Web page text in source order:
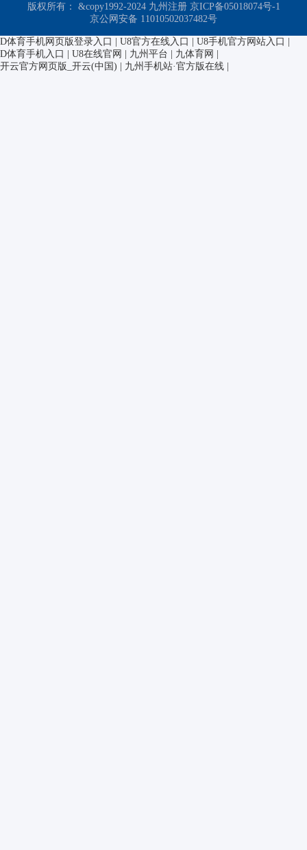
版权所有： &copy1992-2024 九州注册 京ICP备05018074号-1
京公网安备 11010502037482号
D体育手机网页版登录入口 | U8官方在线入口 | U8手机官方网站入口 |
D体育手机入口 | U8在线官网 | 九州平台 | 九体育网 |
开云官方网页版_开云(中国) | 九州手机站·官方版在线 |